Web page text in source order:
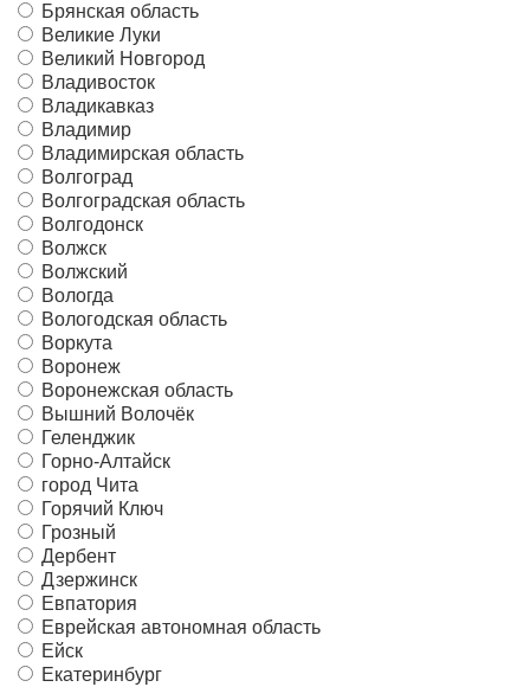
Брянская область
Великие Луки
Великий Новгород
Владивосток
Владикавказ
Владимир
Владимирская область
Волгоград
Волгоградская область
Волгодонск
Волжск
Волжский
Вологда
Вологодская область
Воркута
Воронеж
Воронежская область
Вышний Волочёк
Геленджик
Горно-Алтайск
город Чита
Горячий Ключ
Грозный
Дербент
Дзержинск
Евпатория
Еврейская автономная область
Ейск
Екатеринбург